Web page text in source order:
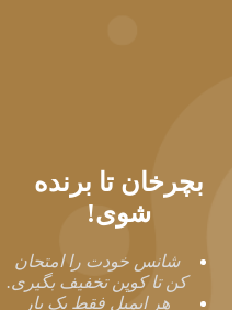
بچرخان تا برنده
شوی!
شانس خودت را امتحان
کن تا کوپن تخفیف بگیری.
هر ایمیل فقط یک بار